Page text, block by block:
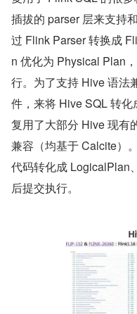
插拔的 parser 层来支持
过 Flink Parser 转换成
n 优化为 Physical Plan
行。为了支持 Hive 语法
件，来将 Hive SQL 转化
复用了大部分 Hive 现有
兼容（均基于 Calcite）
代码转化成 LogicalPlan
后提交执行。